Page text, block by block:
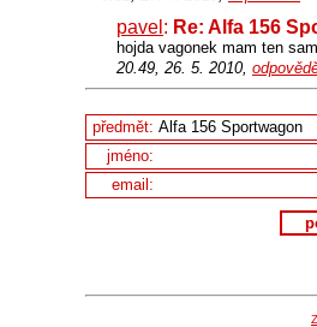
pavel : Re: Alfa 156
hojda vagonek mam ten
20.49, 26. 5. 2010,
předmět:
jméno:
email: